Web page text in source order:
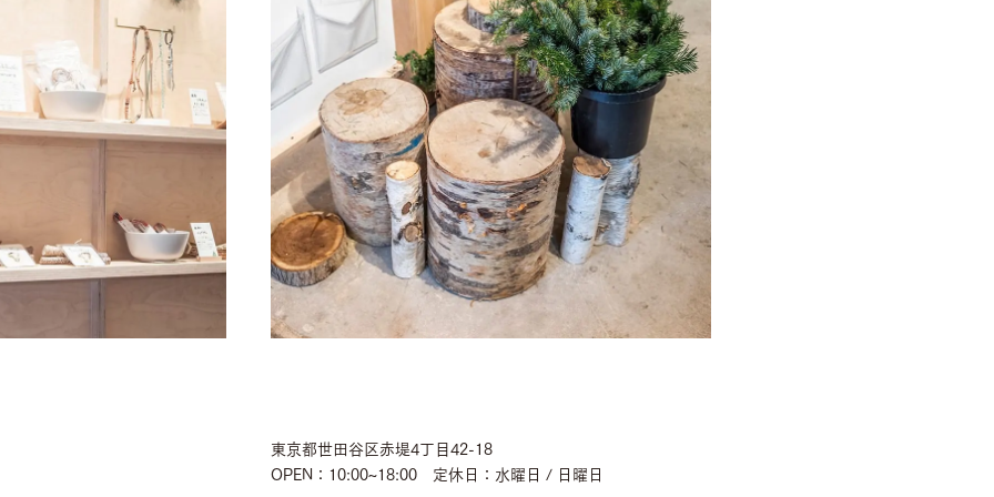
東京都世田谷区赤堤4丁目42-18
OPEN：10:00~18:00 定休日：水曜日 / 日曜日